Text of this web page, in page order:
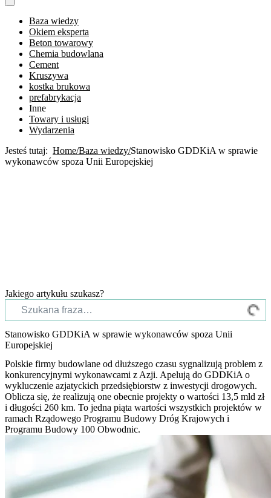
Baza wiedzy
Okiem eksperta
Beton towarowy
Chemia budowlana
Cement
Kruszywa
kostka brukowa
prefabrykacja
Inne
Towary i usługi
Wydarzenia
Jesteś tutaj: Home Baza wiedzy Stanowisko GDDKiA w sprawie
wykonawców spoza Unii Europejskiej
Jakiego artykułu szukasz?
Stanowisko GDDKiA w sprawie wykonawców spoza Unii
Europejskiej
Polskie firmy budowlane od dłuższego czasu sygnalizują problem z
konkurencyjnymi wykonawcami z Azji. Apelują do GDDKiA o
wykluczenie azjatyckich przedsiębiorstw z inwestycji drogowych.
Oblicza się, że realizują one obecnie projekty o wartości 13,5 mld zł
i długości 260 km. To jedna piąta wartości wszystkich projektów w
ramach Rządowego Programu Budowy Dróg Krajowych i
Programu Budowy 100 Obwodnic.